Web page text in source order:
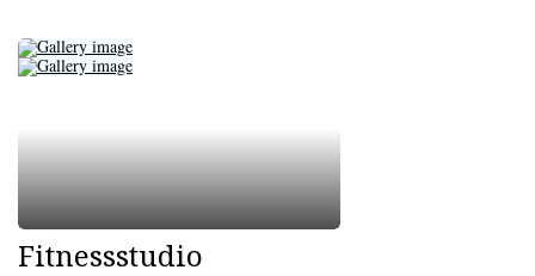
Fitnessstudio